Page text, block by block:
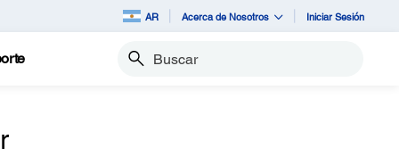
AR Acerca de Nosotros Iniciar Sesión
Buscar